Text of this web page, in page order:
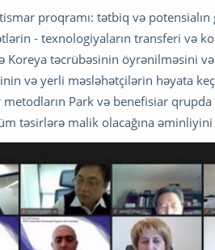
proqramı: tətbiq və potensialın
- texnologiyaların transferi və
Koreya təcrübəsinin öyrənilməsini
və yerli məsləhətçilərin həyata
metodların Park və benefisiar
təsirlərə malik olacağına